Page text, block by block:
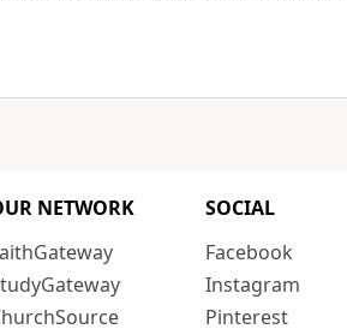
NETWORK
SOCIAL
Facebook
Instagram
Pinterest